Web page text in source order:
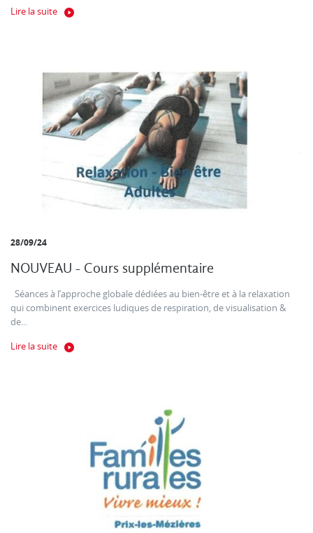
Lire la suite
28/09/24
NOUVEAU - Cours supplémentaire
Séances à l’approche globale dédiées au bien-être et à la relaxation
qui combinent exercices ludiques de respiration, de visualisation &
de...
Lire la suite